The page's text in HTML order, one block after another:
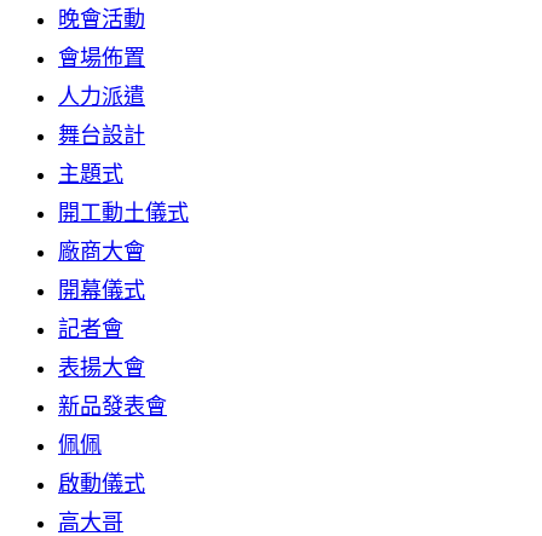
晚會活動
會場佈置
人力派遣
舞台設計
主題式
開工動土儀式
廠商大會
開幕儀式
記者會
表揚大會
新品發表會
佩佩
啟動儀式
高大哥